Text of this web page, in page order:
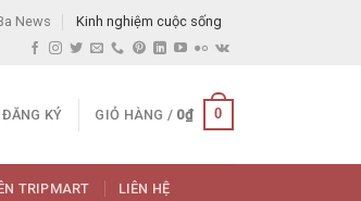
News Kinh nghiệm cuộc sống
KÝ GIỎ HÀNG / 0₫ 0
TRIPMART LIÊN HỆ